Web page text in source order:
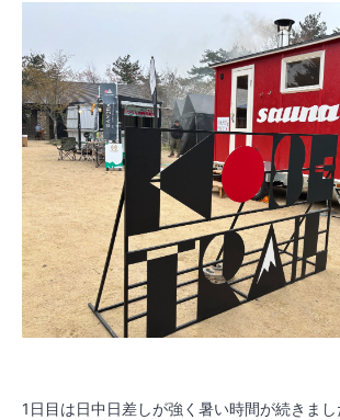
1日目は日中日差しが強く暑い時間が続きま